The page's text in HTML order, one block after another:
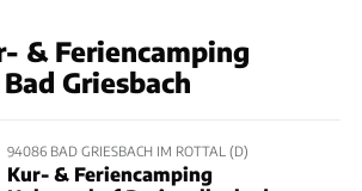
& Feriencamping
Griesbach
94086 BAD GRIESBACH IM ROTTAL (D)
Kur- & Feriencamping